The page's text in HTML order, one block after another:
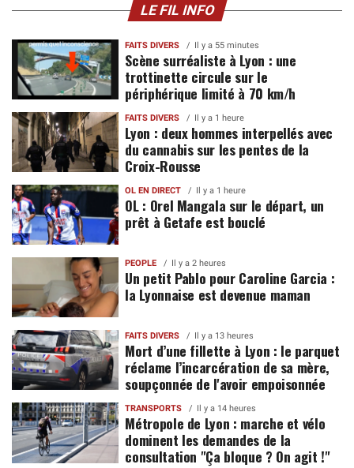
LE FIL INFO
FAITS DIVERS Il y a 55 minutes
Scène surréaliste à Lyon : une
trottinette circule sur le
périphérique limité à 70 km/h
FAITS DIVERS Il y a 1 heure
Lyon : deux hommes interpellés avec
du cannabis sur les pentes de la
Croix-Rousse
OL EN DIRECT Il y a 1 heure
OL : Orel Mangala sur le départ, un
prêt à Getafe est bouclé
PEOPLE Il y a 2 heures
Un petit Pablo pour Caroline Garcia :
la Lyonnaise est devenue maman
FAITS DIVERS Il y a 13 heures
Mort d’une fillette à Lyon : le parquet
réclame l’incarcération de sa mère,
soupçonnée de l'avoir empoisonnée
TRANSPORTS Il y a 14 heures
Métropole de Lyon : marche et vélo
dominent les demandes de la
consultation "Ça bloque ? On agit !"